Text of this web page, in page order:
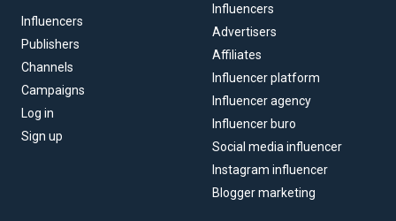
Influencers
Publishers
Channels
Campaigns
Log in
Sign up
Influencers
Advertisers
Affiliates
Influencer platform
Influencer agency
Influencer buro
Social media influencer
Instagram influencer
Blogger marketing